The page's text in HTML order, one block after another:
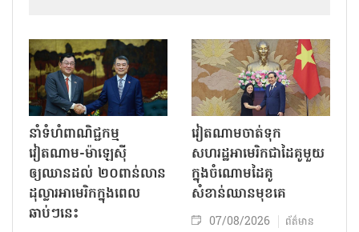
នាំទំហំពាណិជ្ជកម្ម
វៀតណាម-ម៉ាឡេស៊ី
ឲ្យឈានដល់ ២០ពាន់លាន
ដុល្លារអាមេរិកក្នុងពេល
ឆាប់ៗនេះ
វៀតណាមចាត់ទុក
សហរដ្ឋអាមេរិកជាដៃគូមួយ
ក្នុងចំណោមដៃគូ
សំខាន់ឈានមុខគេ
07/08/2026 ព័ត៌មាន